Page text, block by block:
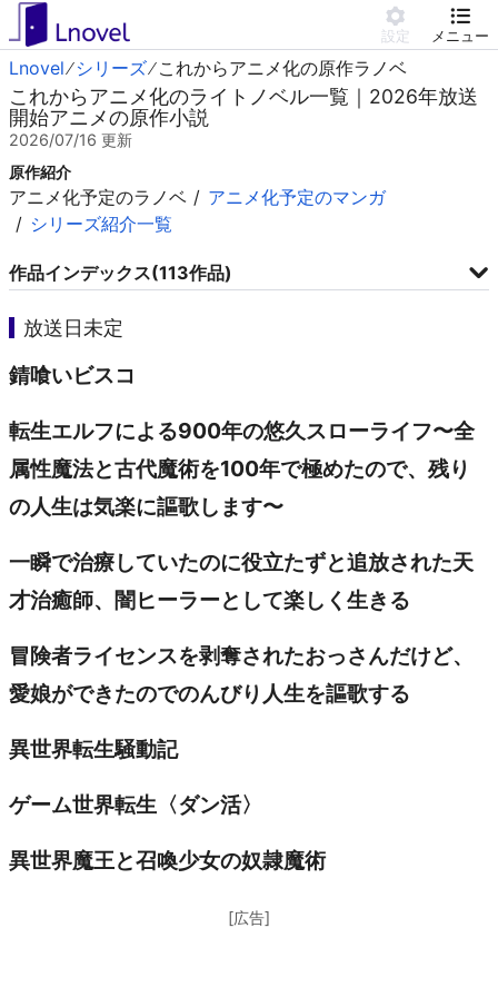
設定 メニュー
Lnovel シリーズ これからアニメ化の原作ラノベ
これからアニメ化のライトノベル一覧｜2026年放送
開始アニメの原作小説
2026/07/16 更新
原作紹介
アニメ化予定のラノベ
アニメ化予定のマンガ
シリーズ紹介一覧
作品インデックス(113作品)
放送日未定
錆喰いビスコ
転生エルフによる900年の悠久スローライフ〜全
属性魔法と古代魔術を100年で極めたので、残り
の人生は気楽に謳歌します〜
一瞬で治療していたのに役立たずと追放された天
才治癒師、闇ヒーラーとして楽しく生きる
冒険者ライセンスを剥奪されたおっさんだけど、
愛娘ができたのでのんびり人生を謳歌する
異世界転生騒動記
ゲーム世界転生〈ダン活〉
異世界魔王と召喚少女の奴隷魔術
[広告]